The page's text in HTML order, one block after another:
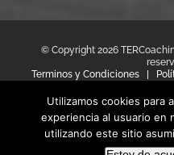
© Copyright 2026
Terminos y Condiciones |
Utilizamos cookies para
experiencia al usuario en
utilizando este sitio